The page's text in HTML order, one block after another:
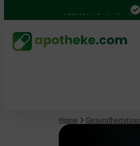
4.000 Mal in Deutschland
Home
Herz, Kreislauf & Stoffwechsel